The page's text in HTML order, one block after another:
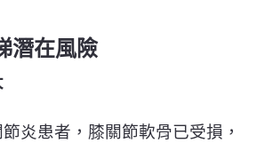
潛在風險
炎患者，膝關節軟骨已受損，